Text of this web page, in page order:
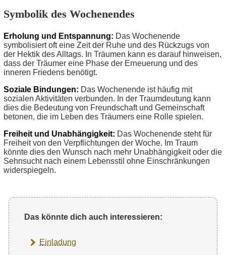
Symbolik des Wochenendes
Erholung und Entspannung: Das Wochenende
symbolisiert oft eine Zeit der Ruhe und des Rückzugs von
der Hektik des Alltags. In Träumen kann es darauf hinweisen,
dass der Träumer eine Phase der Erneuerung und des
inneren Friedens benötigt.
Soziale Bindungen: Das Wochenende ist häufig mit
sozialen Aktivitäten verbunden. In der Traumdeutung kann
dies die Bedeutung von Freundschaft und Gemeinschaft
betonen, die im Leben des Träumers eine Rolle spielen.
Freiheit und Unabhängigkeit: Das Wochenende steht für
Freiheit von den Verpflichtungen der Woche. Im Traum
könnte dies den Wunsch nach mehr Unabhängigkeit oder die
Sehnsucht nach einem Lebensstil ohne Einschränkungen
widerspiegeln.
Das könnte dich auch interessieren:
Einladung